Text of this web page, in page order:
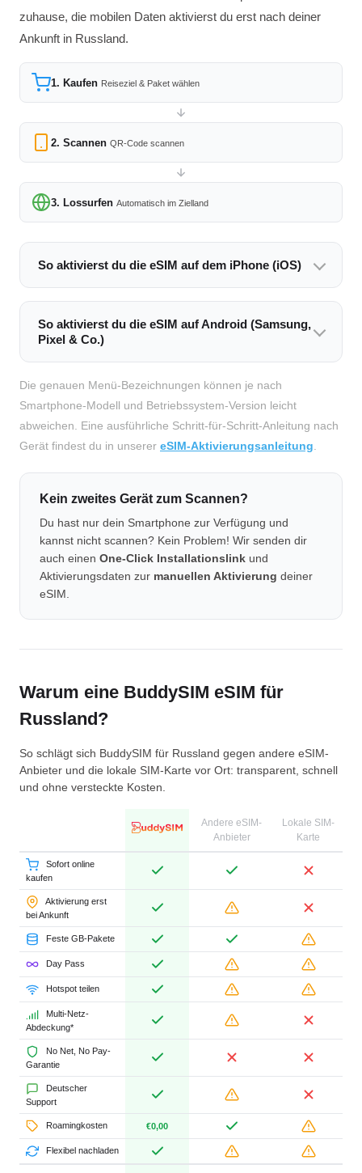
zuhause, die mobilen Daten aktivierst du erst nach deiner
Ankunft in Russland.
1. Kaufen Reiseziel & Paket wählen
2. Scannen QR-Code scannen
3. Lossurfen Automatisch im Zielland
So aktivierst du die eSIM auf dem iPhone (iOS)
So aktivierst du die eSIM auf Android (Samsung,
Pixel & Co.)
Die genauen Menü-Bezeichnungen können je nach
Smartphone-Modell und Betriebssystem-Version leicht
abweichen. Eine ausführliche Schritt-für-Schritt-Anleitung nach
Gerät findest du in unserer eSIM-Aktivierungsanleitung
Kein zweites Gerät zum Scannen?
Du hast nur dein Smartphone zur Verfügung und
kannst nicht scannen? Kein Problem! Wir senden dir
auch einen One-Click Installationslink und
Aktivierungsdaten zur manuellen Aktivierung deiner
eSIM.
Warum eine BuddySIM eSIM für
Russland?
So schlägt sich BuddySIM für Russland gegen andere eSIM-
Anbieter und die lokale SIM-Karte vor Ort: transparent, schnell
und ohne versteckte Kosten.
Andere eSIM-
Anbieter
Lokale SIM-
Karte
Sofort online
kaufen
Aktivierung erst
bei Ankunft
Feste GB-Pakete
Day Pass
Hotspot teilen
Multi-Netz-
Abdeckung*
No Net, No Pay-
Garantie
Deutscher
Support
Roamingkosten €0,00
Flexibel nachladen